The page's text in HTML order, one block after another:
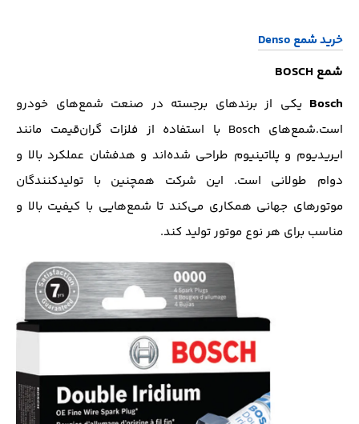
خرید شمع Denso
شمع BOSCH
Bosch یکی از برندهای برجسته در صنعت شمع‌های خودرو
است.شمع‌های Bosch با استفاده از فلزات گران‌قیمت مانند
ایریدیوم و پلاتینیوم طراحی شده‌اند و هدفشان عملکرد بالا و
دوام طولانی است. این شرکت همچنین با تولیدکنندگان
موتورهای جهانی همکاری می‌کند تا شمع‌هایی با کیفیت بالا و
مناسب برای هر نوع موتور تولید کند.